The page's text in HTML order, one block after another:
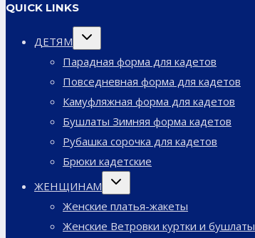
QUICK LINKS
ДЕТЯМ
Переключить
Парадная форма для кадетов
Повседневная форма для кадетов
Камуфляжная форма для кадетов
Бушлаты Зимняя форма кадетов
Рубашка сорочка для кадетов
Брюки кадетские
ЖЕНЩИНАМ
Переключить
Женские платья-жакеты
Женские Ветровки куртки и бушлаты